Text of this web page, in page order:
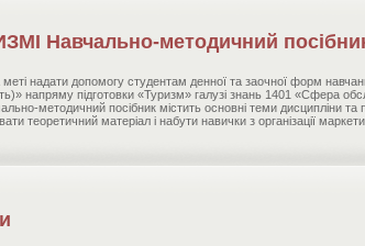
Навчально-методичний
надати допомогу студентам денної та заочної форм
напряму підготовки «Туризм» галузі знань 1401 «Сфера
методичний посібник містить основні теми дисципліни та
теоретичний матеріал і набути навички з організації